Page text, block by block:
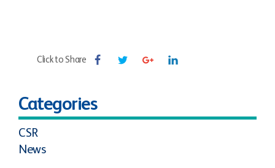
Click to Share
Categories
CSR
News